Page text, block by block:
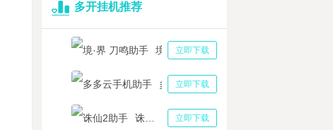
多开挂机推荐
立即下载
立即下载
多多云手机助手
立即下载